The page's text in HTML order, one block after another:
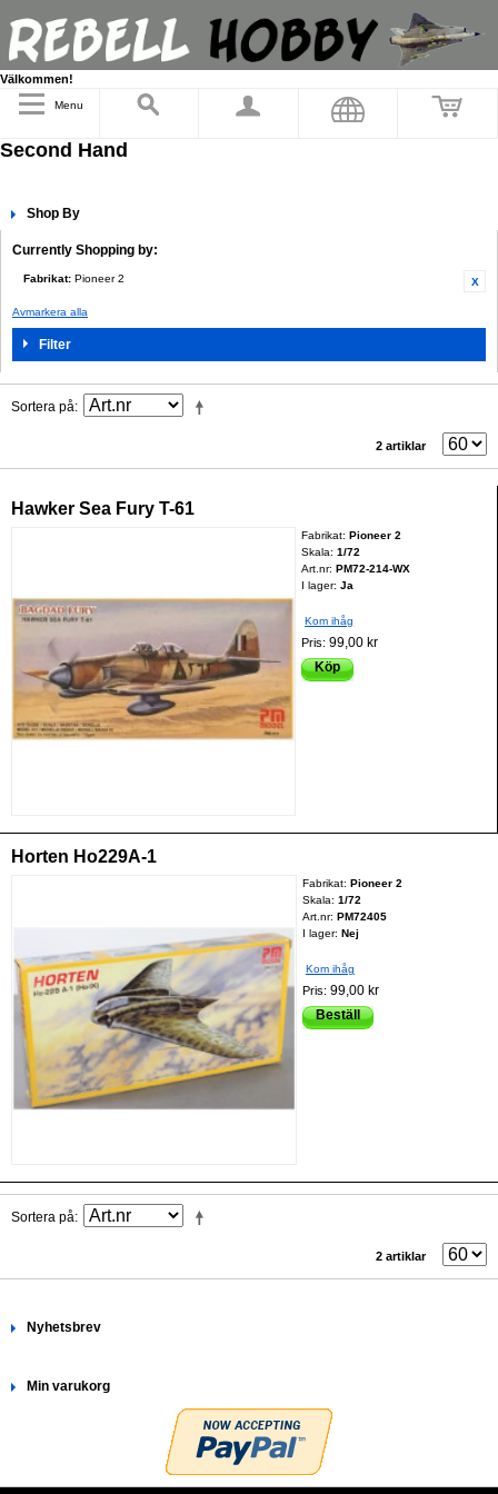
Välkommen!
Menu
Second Hand
Shop By
Currently Shopping by:
Fabrikat: Pioneer 2
Avmarkera alla
Filter
Sortera på
2 artiklar
Hawker Sea Fury T-61
Fabrikat:Pioneer 2
Skala:1/72
Art.nr:PM72-214-WX
I lager: Ja
Kom ihåg
Pris:99,00 kr
Köp
Horten Ho229A-1
Fabrikat: Pioneer 2
Skala: 1/72
Art.nr: PM72405
I lager: Nej
Kom ihåg
Pris: 99,00 kr
Beställ
Sortera på
2 artiklar
Nyhetsbrev
Min varukorg